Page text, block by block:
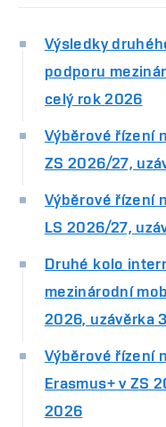
Výsledky
podporu
celý rok 2026
Výběrové řízení
ZS 2026/27,
Výběrové řízení
LS 2026/27,
Druhé kolo
mezinárodní
2026, uzávěrka
Výběrové řízení
Erasmus+ v ZS
2026